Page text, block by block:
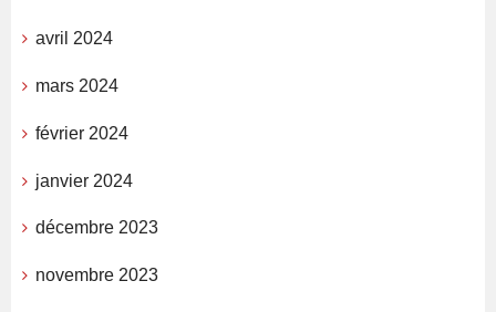
avril 2024
mars 2024
février 2024
janvier 2024
décembre 2023
novembre 2023